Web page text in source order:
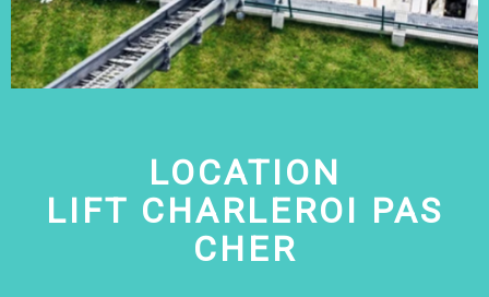
LOCATION
LIFT CHARLEROI PAS
CHER